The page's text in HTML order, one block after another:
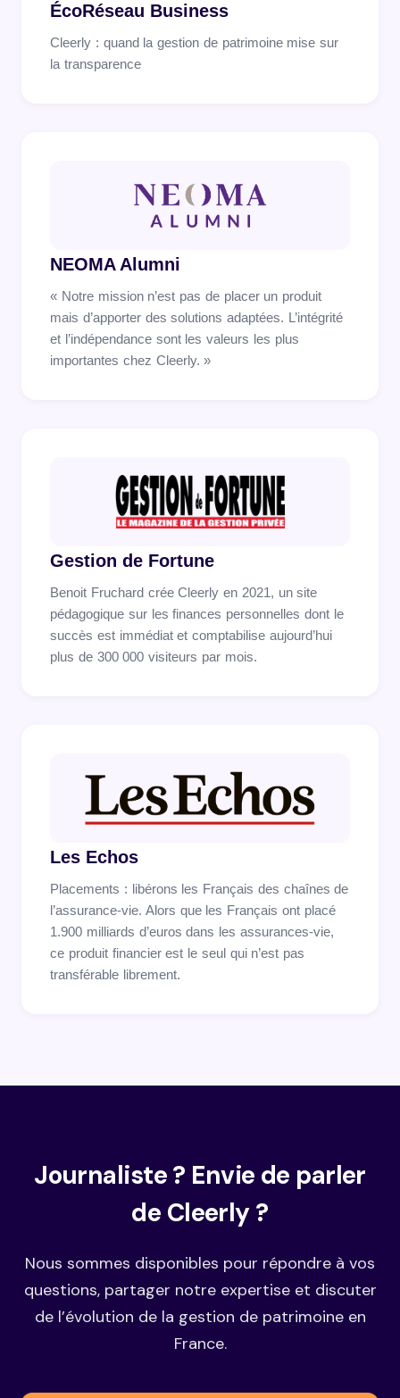
ÉcoRéseau Business
Cleerly : quand la gestion de patrimoine mise sur
la transparence
NEOMA Alumni
« Notre mission n’est pas de placer un produit
mais d’apporter des solutions adaptées. L’intégrité
et l’indépendance sont les valeurs les plus
importantes chez Cleerly. »
Gestion de Fortune
Benoit Fruchard crée Cleerly en 2021, un site
pédagogique sur les finances personnelles dont le
succès est immédiat et comptabilise aujourd’hui
plus de 300 000 visiteurs par mois.
Les Echos
Placements : libérons les Français des chaînes de
l’assurance-vie. Alors que les Français ont placé
1.900 milliards d’euros dans les assurances-vie,
ce produit financier est le seul qui n’est pas
transférable librement.
Journaliste ? Envie de parler
de Cleerly ?
Nous sommes disponibles pour répondre à vos
questions, partager notre expertise et discuter
de l’évolution de la gestion de patrimoine en
France.